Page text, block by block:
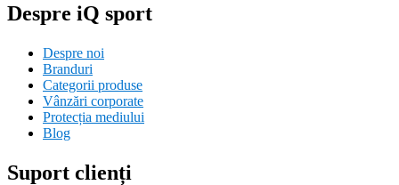
Despre iQ sport
Despre noi
Branduri
Categorii produse
Vânzări corporate
Protecția mediului
Blog
Suport clienți